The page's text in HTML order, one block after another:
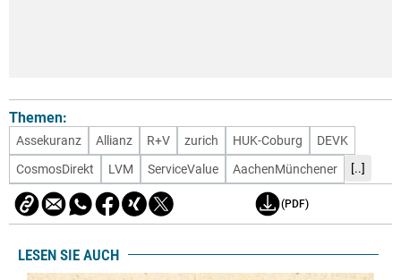
Themen:
Assekuranz Allianz R+V zurich HUK-Coburg
DEVK
CosmosDirekt
LVM ServiceValue AachenMünchener [..]
(PDF)
LESEN SIE AUCH